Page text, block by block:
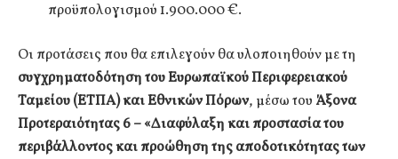
προϋπολογισμού 1.900.000 €.
Οι προτάσεις που θα επιλεγούν θα υλοποιηθούν με τη
συγχρηματοδότηση του Ευρωπαϊκού Περιφερειακού
Ταμείου (ΕΤΠΑ) και Εθνικών Πόρων, μέσω του Άξονα
Προτεραιότητας 6 – «Διαφύλαξη και προστασία του
περιβάλλοντος και προώθηση της αποδοτικότητας των